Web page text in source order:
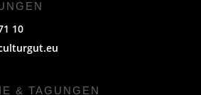
10
& TAGUNGEN